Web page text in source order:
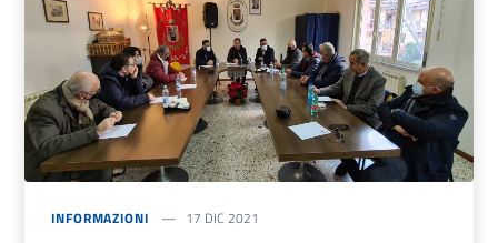
INFORMAZIONI 17 DIC 2021